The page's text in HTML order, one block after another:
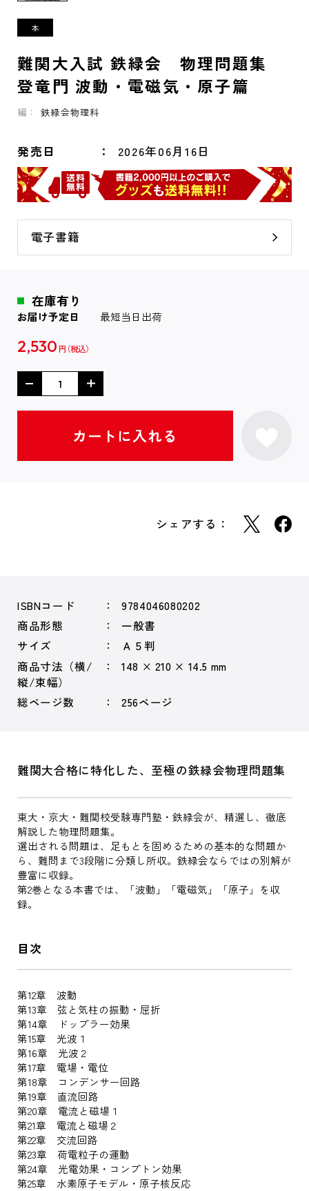
難関大入試 鉄緑会 物理問題集
登竜門 波動・電磁気・原子篇
編： 鉄緑会物理科
発売日 2026年06月16日
電子書籍
在庫有り
お届け予定日 最短当日出荷
2,530 円
シェアする：
ISBNコード
9784046080202
商品形態
一般書
サイズ
Ａ５判
商品寸法（横/
縦/束幅）
148 × 210 × 14.5 mm
総ページ数 256ページ
難関大合格に特化した、至極の鉄緑会物理問題集
東大・京大・難関校受験専門塾・鉄緑会が、精選し、徹底
解説した物理問題集。
選出される問題は、足もとを固めるための基本的な問題か
ら、難問まで3段階に分類し所収。鉄緑会ならではの別解が
豊富に収録。
第2巻となる本書では、「波動」「電磁気」「原子」を収
録。
目次
第12章 波動
第13章 弦と気柱の振動・屈折
第14章 ドップラー効果
第15章 光波１
第16章 光波２
第17章 電場・電位
第18章 コンデンサー回路
第19章 直流回路
第20章 電流と磁場１
第21章 電流と磁場２
第22章 交流回路
第23章 荷電粒子の運動
第24章 光電効果・コンプトン効果
第25章 水素原子モデル・原子核反応